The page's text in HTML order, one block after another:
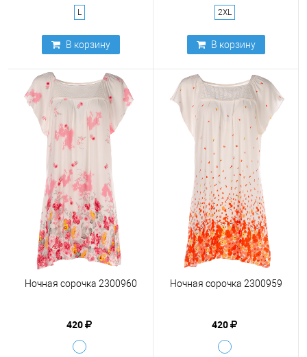
L
В корзину
2XL
В корзину
Ночная сорочка 2300960
420
Ночная сорочка 2300959
420